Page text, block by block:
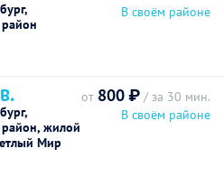
В своём районе
жилой
Мир
от 800 ₽ / за 30 мин.
В своём районе